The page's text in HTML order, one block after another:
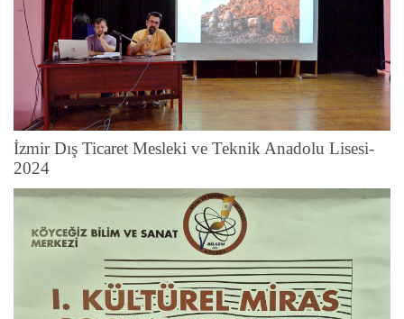
İzmir Dış Ticaret Mesleki ve Teknik Anadolu Lisesi-
2024